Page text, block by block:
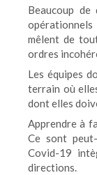
Beaucoup de
mêlent de
ordres
Les équipes
terrain où
dont elles
Apprendre à
Ce sont
Covid-19
directions.